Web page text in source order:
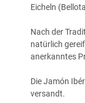
Eicheln
Nach der
natürlich
anerkanntes
Die Jamón
versandt.